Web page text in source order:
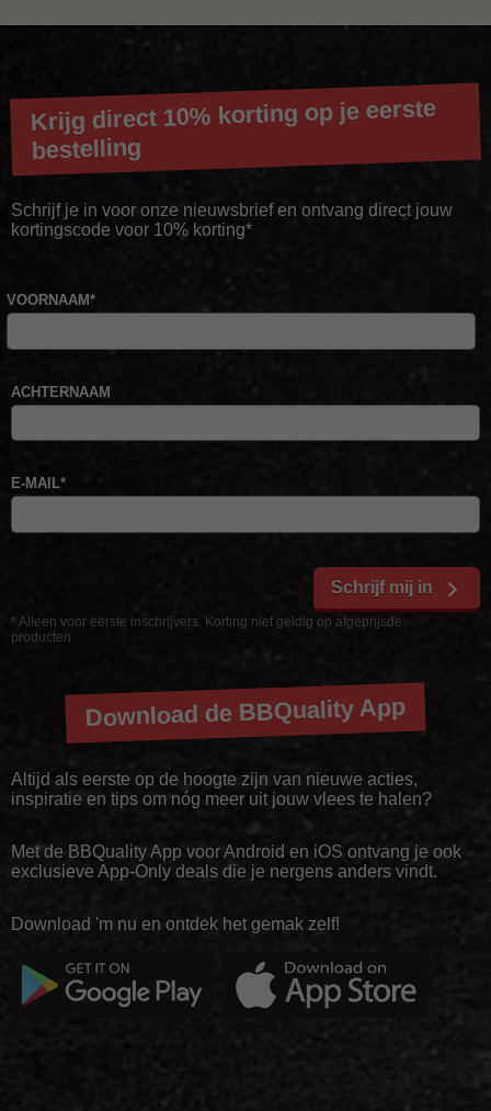
Krijg direct 10% korting op je eerste
bestelling
Schrijf je in voor onze nieuwsbrief en ontvang direct jouw
kortingscode voor 10% korting*
* Alleen voor eerste inschrijvers. Korting niet geldig op afgeprijsde
producten
VOORNAAM*
ACHTERNAAM
E-MAIL*
Schrijf mij in
Download de BBQuality App
Altijd als eerste op de hoogte zijn van nieuwe acties,
inspiratie en tips om nóg meer uit jouw vlees te halen?
Met de BBQuality App voor Android en iOS ontvang je ook
exclusieve App-Only deals die je nergens anders vindt.
Download 'm nu en ontdek het gemak zelf!